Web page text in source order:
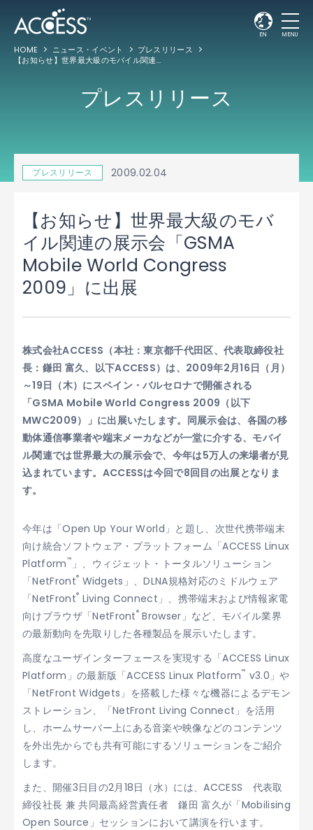
EN MENU
HOME ニュース・イベント
プレスリリース
【お知らせ】世界最大級のモバイル関連の展示会「GSMA Mobile World Congress 2009」に出展
プレスリリース
プレスリリース 2009.02.04
【お知らせ】世界最大級のモバ
イル関連の展示会「GSMA
Mobile World Congress
2009」に出展
株式会社ACCESS（本社：東京都千代田区、代表取締役社
長：鎌田 富久、以下ACCESS）は、2009年2月16日（月）
～19日（木）にスペイン・バルセロナで開催される
「GSMA Mobile World Congress 2009（以下
MWC2009）」に出展いたします。同展示会は、各国の移
動体通信事業者や端末メーカなどが一堂に介する、モバイ
ル関連では世界最大の展示会で、今年は5万人の来場者が見
込まれています。ACCESSは今回で8回目の出展となりま
す。
今年は「Open Up Your World」と題し、次世代携帯端末
向け統合ソフトウェア・プラットフォーム「ACCESS Linux
Platform™ 」、ウィジェット・トータルソリューション
「NetFront® Widgets」、DLNA規格対応のミドルウェア
「NetFront® Living Connect」、携帯端末および情報家電
向けブラウザ「NetFront® Browser」など、モバイル業界
の最新動向を先取りした各種製品を展示いたします。
高度なユーザインターフェースを実現する「ACCESS Linux
Platform」の最新版「ACCESS Linux Platform™ v3.0」や
「NetFront Widgets」を搭載した様々な機器によるデモン
ストレーション、「NetFront Living Connect」を活用
し、ホームサーバー上にある音楽や映像などのコンテンツ
を外出先からでも共有可能にするソリューションをご紹介
します。
また、開催3日目の2月18日（水）には、ACCESS 代表取
締役社長 兼 共同最高経営責任者 鎌田 富久が「Mobilising
Open Source」セッションにおいて講演を行います。